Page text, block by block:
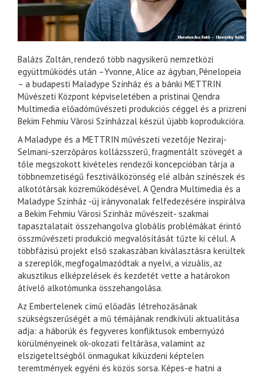
Balázs Zoltán, rendező több nagysikerű nemzetközi
együttműködés után –Yvonne, Alice az ágyban, Pénelopeia
– a budapesti Maladype Színház és a bánki METTRIN
Művészeti Központ képviseletében a pristinai Qendra
Multimedia előadóművészeti produkciós céggel és a prizreni
Bekim Fehmiu Városi Színházzal készül újabb koprodukcióra.
A Maladype és a METTRIN művészeti vezetője Neziraj-
Selmani-szerzőpáros kollázsszerű, fragmentált szövegét a
tőle megszokott kivételes rendezői koncepcióban tárja a
többnemzetiségű fesztiválközönség elé albán színészek és
alkotótársak közreműködésével. A Qendra Multimedia és a
Maladype Színház -új irányvonalak felfedezésére inspirálva
a Bekim Fehmiu Városi Színház művészeit- szakmai
tapasztalatait összehangolva globális problémákat érintő
összművészeti produkció megvalósítását tűzte ki célul. A
többfázisú projekt első szakaszában kiválasztásra kerültek
a szereplők, megfogalmazódtak a nyelvi, a vizuális, az
akusztikus elképzelések és kezdetét vette a határokon
átívelő alkotómunka összehangolása.
Az Embertelenek című előadás létrehozásának
szükségszerűségét a mű témájának rendkívüli aktualitása
adja: a háborúk és fegyveres konfliktusok embernyúzó
körülményeinek ok-okozati feltárása, valamint az
elszigeteltségből önmagukat kiküzdeni képtelen
teremtmények egyéni és közös sorsa. Képes-e hatni a